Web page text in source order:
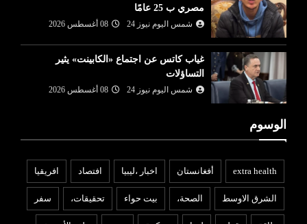
مصري ب 25 عامًا
شمس اليوم نيوز 24 08 أغسطس 2026
غياب كاتس عن اجتماع «الكابينت» يثير
التساؤلات
شمس اليوم نيوز 24 08 أغسطس 2026
الوسوم
extra health أفغانستان اخبار ،ليبيا افتصاد افريقيا
الشرق الاوسط الصحة، بيت حواء تحقيقات، سفر